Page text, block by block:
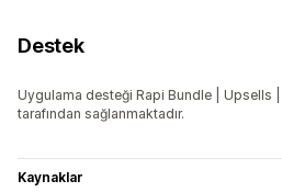
Destek
Uygulama desteği Rapi Bundle | Upsells
tarafından sağlanmaktadır.
Kaynaklar